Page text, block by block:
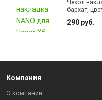
Чехол
бархат,
290 руб.
Компания
О компании